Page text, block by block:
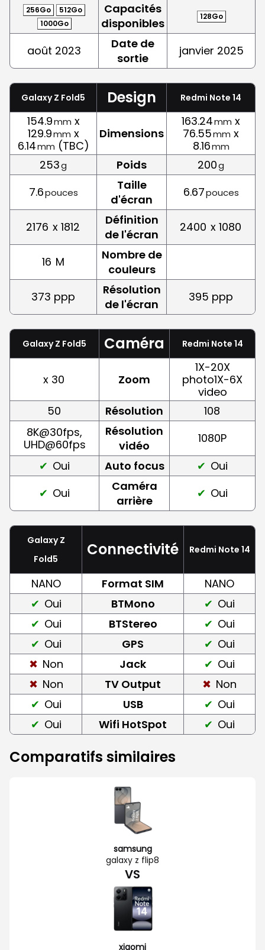
256Go
512Go
1000Go
Capacités
disponibles
128Go
août 2023
Date de
sortie
janvier 2025
Galaxy Z Fold5 Design Redmi Note 14
154.9mm x
129.9mm x
6.14mm (TBC)
Dimensions
163.24mm x
76.55mm x
8.16mm
253g Poids 200g
7.6pouces
Taille
d'écran
6.67pouces
2176 x 1812
Définition
de l'écran
2400 x 1080
16 M
Nombre de
couleurs
373 ppp
Résolution
de l'écran
395 ppp
Galaxy Z Fold5 Caméra Redmi Note 14
x 30 Zoom
1X-20X
photo1X-6X
video
50
Résolution
108
8K@30fps,
UHD@60fps
Résolution
vidéo
1080P
Oui
Auto focus
Oui
Oui
Caméra
arrière
Oui
Galaxy Z
Fold5
Connectivité Redmi Note 14
NANO Format SIM
NANO
Oui
BTMono
Oui
Oui
BTStereo
Oui
Oui
GPS
Oui
Non
Jack
Oui
Non
TV Output
Non
Oui
USB
Oui
Oui
Wifi HotSpot Oui
Comparatifs similaires
samsung
galaxy z flip8
VS
xiaomi